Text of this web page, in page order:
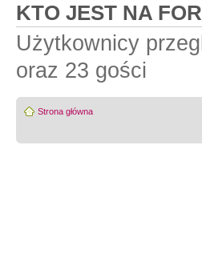
KTO JEST NA
Użytkownicy
oraz 23 gości
Strona główna